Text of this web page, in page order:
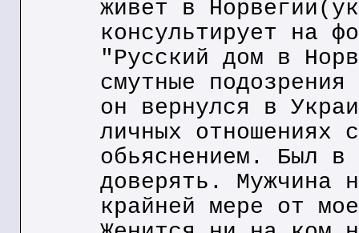
живет в
консультирует на
"Русский дом в
смутные
он вернулся в
личных отношениях
обьяснением. Был
доверять. Мужчина
крайней мере от